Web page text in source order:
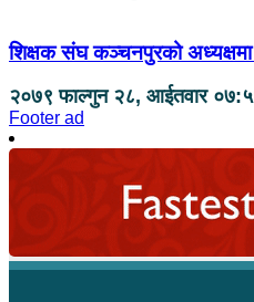
शिक्षक संघ कञ्चनपुरको अध्यक्षमा
२०७९ फाल्गुन २८, आईतवार
Footer ad